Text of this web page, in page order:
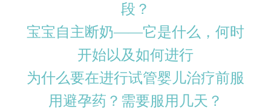
段？
宝宝自主断奶——它是什么，何时
开始以及如何进行
为什么要在进行试管婴儿治疗前服
用避孕药？需要服用几天？